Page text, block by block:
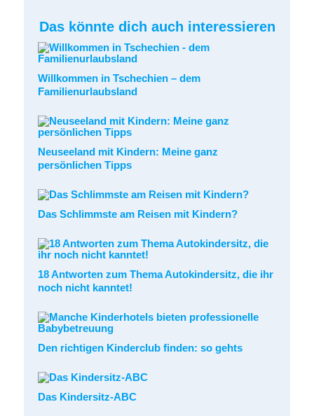
Das könnte dich auch interessieren
Willkommen in Tschechien – dem
Familienurlaubsland
Neuseeland mit Kindern: Meine ganz
persönlichen Tipps
Das Schlimmste am Reisen mit Kindern?
18 Antworten zum Thema Autokindersitz, die ihr
noch nicht kanntet!
Den richtigen Kinderclub finden: so gehts
Das Kindersitz-ABC